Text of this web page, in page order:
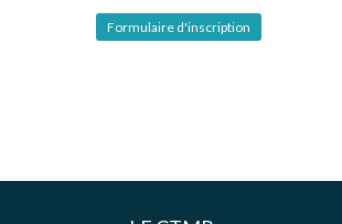
Formulaire d'inscription